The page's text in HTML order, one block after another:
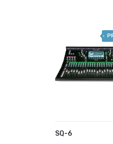
SQ-6AJOUTER AU